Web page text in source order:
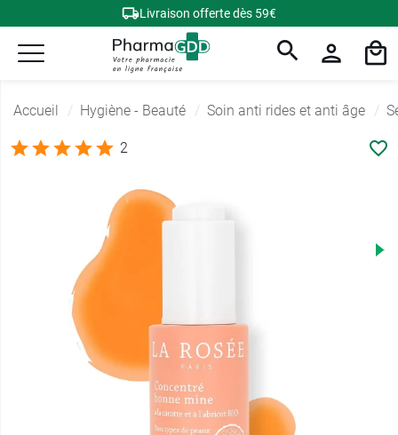
Livraison offerte dès 59€
Accueil Hygiène - Beauté Soin anti rides et anti âge
2